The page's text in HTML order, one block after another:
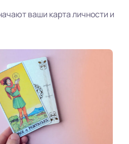
ваши карта личности и